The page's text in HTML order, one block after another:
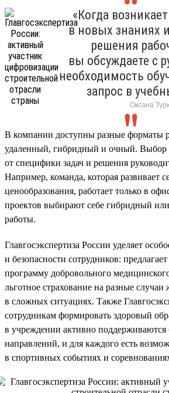
«Когда
в новых знаниях
решения
вы обсуждаете с
необходимость
запрос в
Оксана
В компании доступны разные форматы
удаленный, гибридный и очный. Выбор
от специфики задач и решения
Например, команда, которая развивает
ценообразования, работает только в
проектов выбирают себе гибридный
работы.
Главгосэкспертиза России уделяет
и безопасности сотрудников:
программу добровольного
льготное страхование на разные
в сложных ситуациях. Также
сотрудникам формировать здоровый
в учреждении активно поддерживаются
направлений, и для каждого есть
в спортивных событиях и